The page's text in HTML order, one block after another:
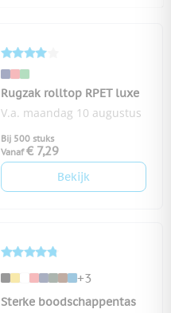
Rugzak rolltop RPET luxe
V.a. maandag 10 augustus
Bij 500 stuks
Vanaf € 7,29
Bekijk
+3
Sterke boodschappentas